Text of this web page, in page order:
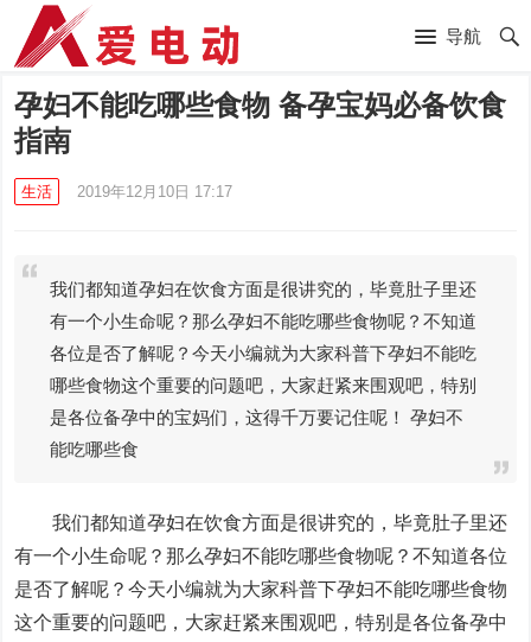
导航
孕妇不能吃哪些食物 备孕宝妈必备饮食
指南
生活 2019年12月10日 17:17
我们都知道孕妇在饮食方面是很讲究的，毕竟肚子里还
有一个小生命呢？那么孕妇不能吃哪些食物呢？不知道
各位是否了解呢？今天小编就为大家科普下孕妇不能吃
哪些食物这个重要的问题吧，大家赶紧来围观吧，特别
是各位备孕中的宝妈们，这得千万要记住呢！ 孕妇不
能吃哪些食
我们都知道孕妇在饮食方面是很讲究的，毕竟肚子里还
有一个小生命呢？那么孕妇不能吃哪些食物呢？不知道各位
是否了解呢？今天小编就为大家科普下孕妇不能吃哪些食物
这个重要的问题吧，大家赶紧来围观吧，特别是各位备孕中